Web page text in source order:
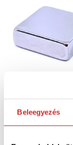
Beleegyezés
Szélesség (mm): 10
Magasság (mm): 5